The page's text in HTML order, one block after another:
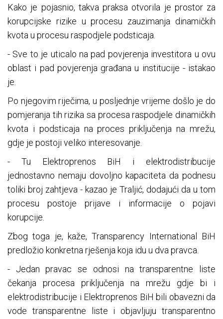
Kako je pojasnio, takva praksa otvorila je prostor za
korupcijske rizike u procesu zauzimanja dinamičkih
kvota u procesu raspodjele podsticaja.
- Sve to je uticalo na pad povjerenja investitora u ovu
oblast i pad povjerenja građana u institucije - istakao
je.
Po njegovim riječima, u posljednje vrijeme došlo je do
pomjeranja tih rizika sa procesa raspodjele dinamičkih
kvota i podsticaja na proces priključenja na mrežu,
gdje je postoji veliko interesovanje.
- Tu Elektroprenos BiH i elektrodistribucije
jednostavno nemaju dovoljno kapaciteta da podnesu
toliki broj zahtjeva - kazao je Traljić, dodajući da u tom
procesu postoje prijave i informacije o pojavi
korupcije.
Zbog toga je, kaže, Transparency International BiH
predložio konkretna rješenja koja idu u dva pravca.
- Jedan pravac se odnosi na transparentne liste
čekanja procesa priključenja na mrežu gdje bi i
elektrodistribucije i Elektroprenos BiH bili obavezni da
vode transparentne liste i objavljuju transparentno